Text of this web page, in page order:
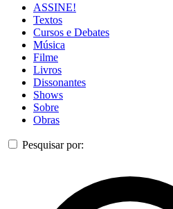
ASSINE!
Textos
Cursos e Debates
Música
Filme
Livros
Dissonantes
Shows
Sobre
Obras
Pesquisar por: